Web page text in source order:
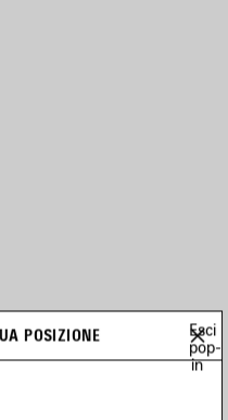
POSIZIONE
Esci
pop-
in